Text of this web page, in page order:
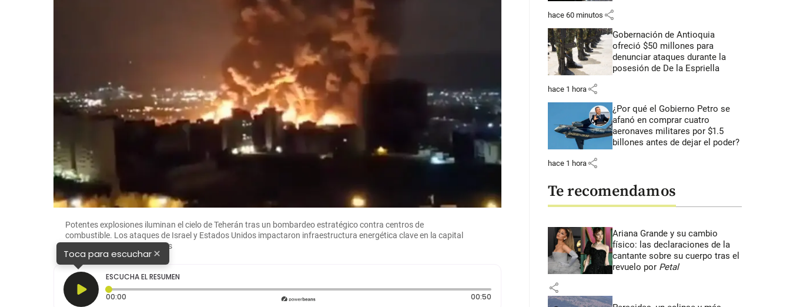
Potentes explosiones iluminan el cielo de Teherán tras un bombardeo estratégico contra centros de
combustible. Los ataques de Israel y Estados Unidos impactaron infraestructura energética clave en la capital
iraní. FOTO: Tomada de redes
Toca para escuchar×
ESCUCHA EL RESUMEN
00:00
00:50Duración: 50 segundos
hace 60 minutos share
Gobernación de Antioquia
ofreció $50 millones para
denunciar ataques durante la
posesión de De la Espriella
hace 1 hora share
¿Por qué el Gobierno Petro se
afanó en comprar cuatro
aeronaves militares por $1.5
billones antes de dejar el poder?
hace 1 hora share
Te recomendamos
Ariana Grande y su cambio
físico: las declaraciones de la
cantante sobre su cuerpo tras el
revuelo por Petal
share